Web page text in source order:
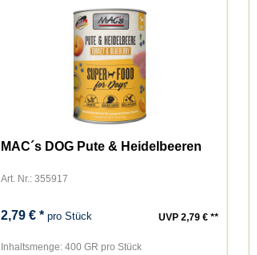
MAC´s DOG Pute & Heidelbeeren
Art. Nr.: 355917
2,79 € *pro Stück UVP 2,79 € **
Inhaltsmenge: 400 GR pro Stück